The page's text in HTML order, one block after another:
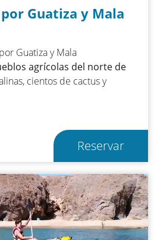
Guatiza y Mala
Guatiza y Mala
agrícolas del norte de
cientos de cactus y
Reservar